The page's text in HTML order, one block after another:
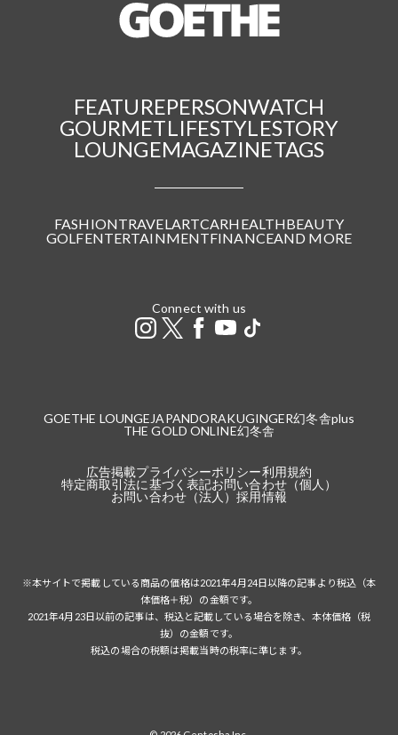
FEATUREPERSONWATCH
GOURMETLIFESTYLESTORY
LOUNGEMAGAZINETAGS
FASHIONTRAVELARTCARHEALTHBEAUTY
GOLFENTERTAINMENTFINANCEAND MORE
Connect with us
GOETHE LOUNGE JAPANDORAKUGINGER幻冬舎plus
THE GOLD ONLINE幻冬舎
広告掲載プライバシーポリシー利用規約
特定商取引法に基づく表記お問い合わせ（個人）
お問い合わせ（法人）採用情報
※本サイトで掲載している商品の価格は2021年4月24日以降の記事より税込（本
体価格＋税）の金額です。
2021年4月23日以前の記事は、税込と記載している場合を除き、本体価格（税
抜）の金額です。
税込の場合の税額は掲載当時の税率に準じます。